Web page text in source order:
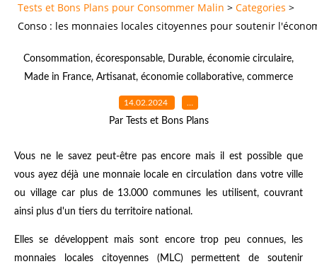
Tests et Bons Plans pour Consommer Malin > Categories >
Conso : les monnaies locales citoyennes pour soutenir
Consommation, écoresponsable, Durable, économie circulaire,
Made in France, Artisanat, économie collaborative, commerce
14.02.2024 …
Par Tests et Bons Plans
Vous ne le savez peut-être pas encore mais il est possible que
vous ayez déjà une monnaie locale en circulation dans votre ville
ou village car plus de 13.000 communes les utilisent, couvrant
ainsi plus d'un tiers du territoire national.
Elles se développent mais sont encore trop peu connues, les
monnaies locales citoyennes (MLC) permettent de soutenir